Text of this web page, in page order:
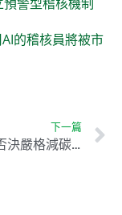
的稽核員將被市
下一篇
瑞士公投否決嚴格減碳措施 經濟考量成關鍵